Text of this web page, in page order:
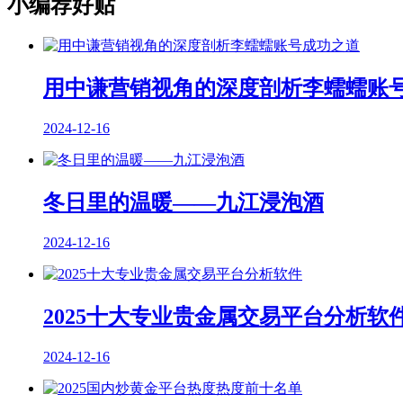
小编荐好贴
用中谦营销视角的深度剖析李蠕蠕账
2024-12-16
冬日里的温暖——九江浸泡酒
2024-12-16
2025十大专业贵金属交易平台分析软
2024-12-16